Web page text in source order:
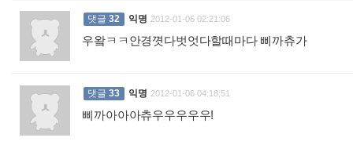
댓글 32 익명 2012-01-06 02:21:06
우왘ㅋㅋ안경꼇다벗엇다할때마다 삐까츄가
댓글 33 익명 2012-01-06 04:18:51
삐까아아아츄우우우우우!